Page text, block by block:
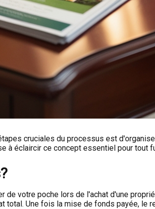
cruciales du processus est
à éclaircir ce concept essentiel pour tout
votre poche lors de l'achat d'une
Une fois la mise de fonds payée, le